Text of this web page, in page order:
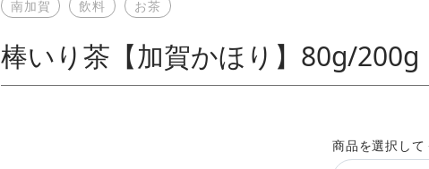
南加賀 飲料 お茶
棒いり茶【加賀かほり】80g/200g